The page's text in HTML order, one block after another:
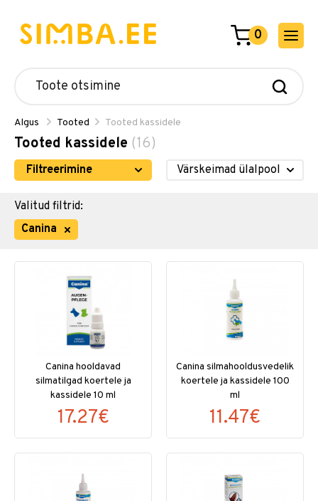
0
Algus Tooted Tooted kassidele
Tooted kassidele (16)
Filtreerimine
Valitud filtrid:
Canina
Canina hooldavad
silmatilgad koertele ja
kassidele 10 ml
17.27€
Canina silmahooldusvedelik
koertele ja kassidele 100
ml
11.47€